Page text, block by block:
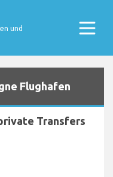
und
Flughafen
Transfers